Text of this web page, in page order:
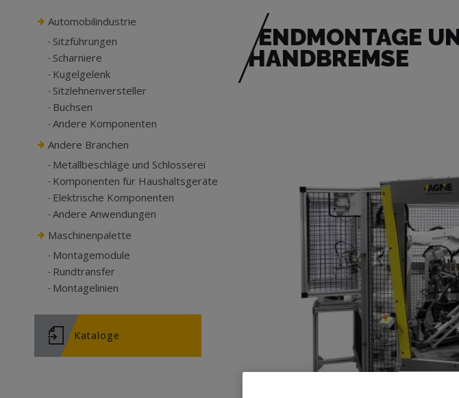
ENDMONTAGE
HANDBREMSE
Automobilindustrie
Sitzführungen
Scharniere
Kugelgelenk
Sitzlehnenversteller
Buchsen
Andere Komponenten
Andere Branchen
Metallbeschläge und Schlosserei
Komponenten für Haushaltsgeräte
Elektrische Komponenten
Andere Anwendungen
Maschinenpalette
Montagemodule
Rundtransfer
Montagelinien
Kataloge